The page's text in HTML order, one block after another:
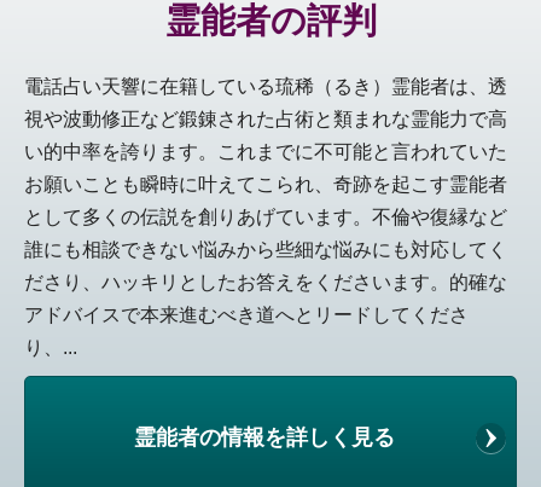
霊能者の評判
電話占い天響に在籍している琉稀（るき）霊能者は、透
視や波動修正など鍛錬された占術と類まれな霊能力で高
い的中率を誇ります。これまでに不可能と言われていた
お願いことも瞬時に叶えてこられ、奇跡を起こす霊能者
として多くの伝説を創りあげています。不倫や復縁など
誰にも相談できない悩みから些細な悩みにも対応してく
ださり、ハッキリとしたお答えをくださいます。的確な
アドバイスで本来進むべき道へとリードしてくださ
り、...
霊能者の情報を詳しく見る